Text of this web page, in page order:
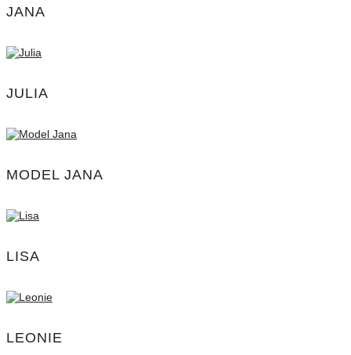
JANA
JULIA
MODEL JANA
LISA
LEONIE